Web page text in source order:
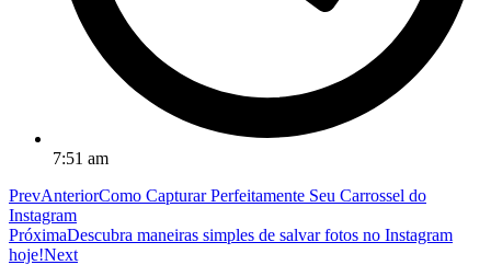
7:51 am
PrevAnteriorComo Capturar Perfeitamente Seu Carrossel do
Instagram
PróximaDescubra maneiras simples de salvar fotos no Instagram
hoje!Next